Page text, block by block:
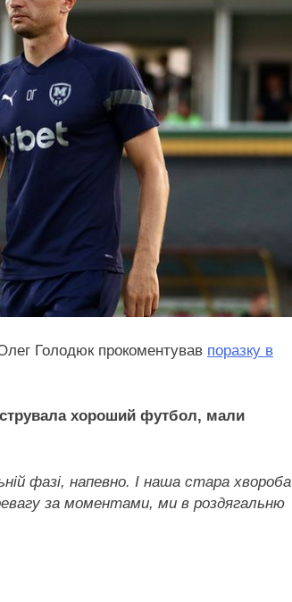
Голодюк прокоментував поразку в
хороший футбол, мали
фазі, напевно. І наша стара хвороба
за моментами, ми в роздягальню